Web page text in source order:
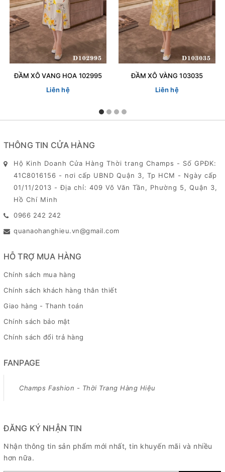
ĐẦM XÔ VANG HOA 102995
Liên hệ
ĐẦM XÔ VÀNG 103035
Liên hệ
THÔNG TIN CỬA HÀNG
Hộ Kinh Doanh Cửa Hàng Thời trang Champs - Số GPĐK:
41C8016156 - nơi cấp UBND Quận 3, Tp HCM - Ngày cấp
01/11/2013 - Địa chỉ: 409 Võ Văn Tần, Phường 5, Quận 3,
Hồ Chí Minh
0966 242 242
quanaohanghieu.vn@gmail.com
HỖ TRỢ MUA HÀNG
Chính sách mua hàng
Chính sách khách hàng thân thiết
Giao hàng - Thanh toán
Chính sách bảo mật
Chính sách đổi trả hàng
FANPAGE
Champs Fashion - Thời Trang Hàng Hiệu
ĐĂNG KÝ NHẬN TIN
Nhận thông tin sản phẩm mới nhất, tin khuyến mãi và nhiều
hơn nữa.